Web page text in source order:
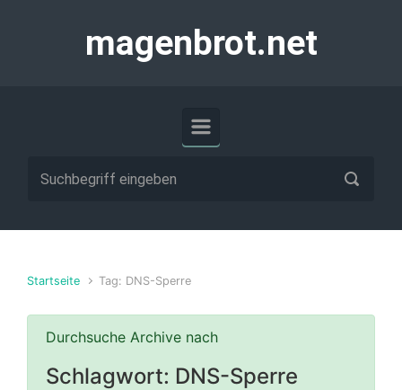
magenbrot.net
Startseite Tag: DNS-Sperre
Durchsuche Archive nach
Schlagwort: DNS-Sperre